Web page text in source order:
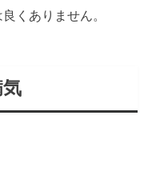
くありません。